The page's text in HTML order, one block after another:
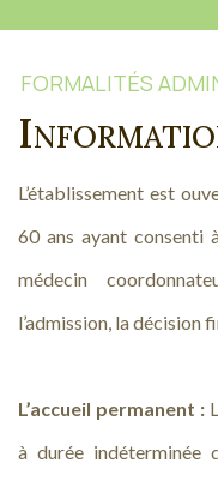
FORMALITÉS
L’établissement est
60 ans ayant consenti
médecin
l’admission, la décision
L’accueil permanent :
à durée indéterminée